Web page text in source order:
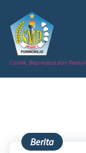
content
Cantik, Beprestasi dan
Berita